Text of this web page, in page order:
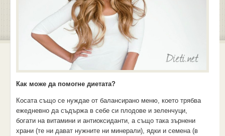
Как може да помогне диетата?
Косата също се нуждае от балансирано меню, което трябва
ежедневно да съдържа в себе си плодове и зеленчуци,
богати на витамини и антиоксиданти, а също така зърнени
храни (те ни дават нужните ни минерали), ядки и семена (в